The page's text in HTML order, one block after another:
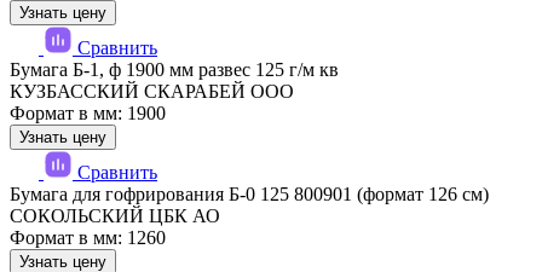
Узнать цену
Сравнить
Бумага Б-1, ф 1900 мм развес 125 г/м кв
КУЗБАССКИЙ СКАРАБЕЙ ООО
Формат в мм: 1900
Узнать цену
Сравнить
Бумага для гофрирования Б-0 125 800901 (формат 126 см)
СОКОЛЬСКИЙ ЦБК АО
Формат в мм: 1260
Узнать цену